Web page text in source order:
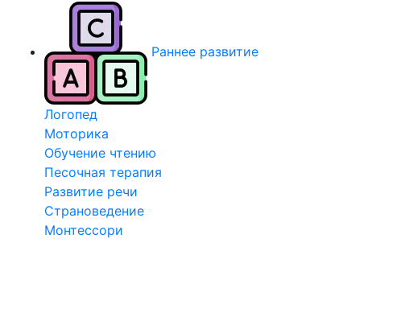
Раннее развитие
Логопед
Моторика
Обучение чтению
Песочная терапия
Развитие речи
Страноведение
Монтессори